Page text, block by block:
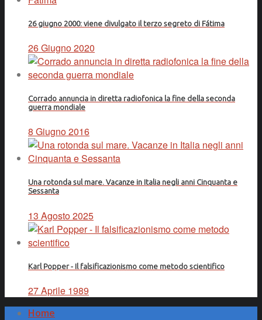
26 giugno 2000: viene divulgato il terzo segreto di Fátima
26 Giugno 2020
Corrado annuncia in diretta radiofonica la fine della seconda
guerra mondiale
8 Giugno 2016
Una rotonda sul mare. Vacanze in Italia negli anni Cinquanta e
Sessanta
13 Agosto 2025
Karl Popper - Il falsificazionismo come metodo scientifico
27 Aprile 1989
Home